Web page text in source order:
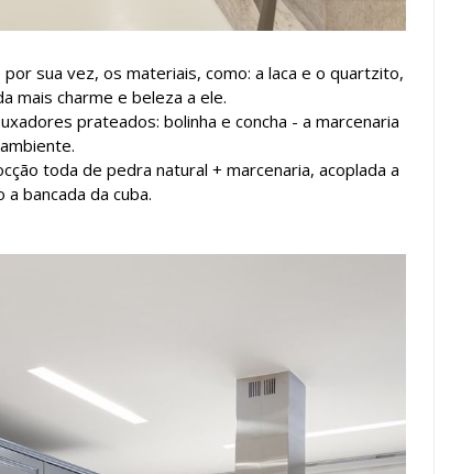
sua vez, os materiais, como: a laca e o quartzito,
mais charme e beleza a ele.
prateados: bolinha e concha - a marcenaria
toda de pedra natural + marcenaria, acoplada a
bancada da cuba.